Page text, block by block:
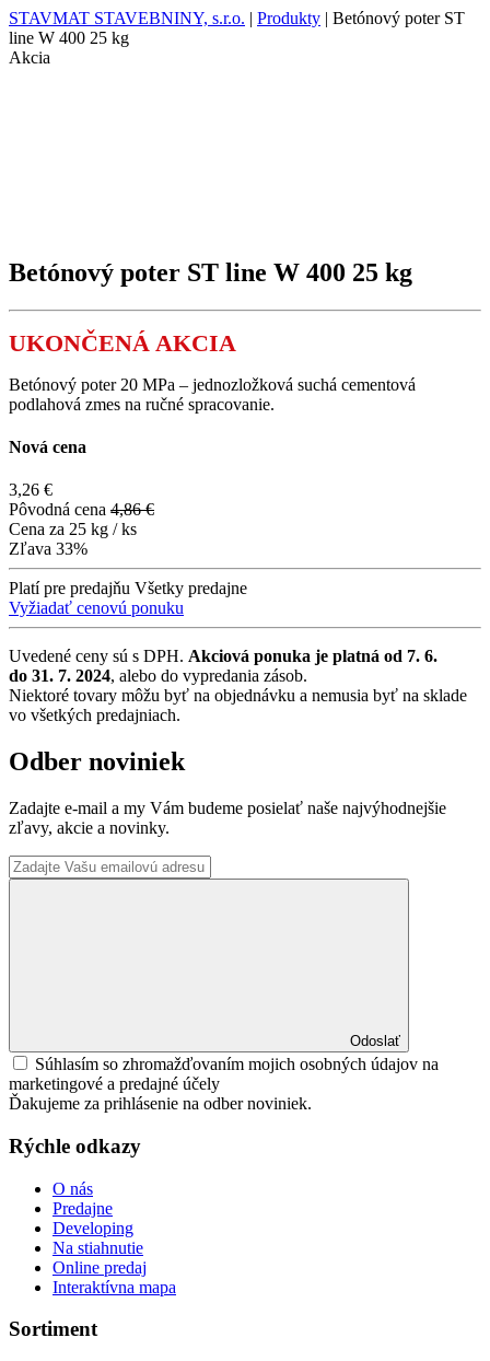
STAVMAT STAVEBNINY, s.r.o. | Produkty | Betónový poter ST
line W 400 25 kg
Akcia
Betónový poter ST line W 400 25 kg
UKONČENÁ AKCIA
Betónový poter 20 MPa – jednozložková suchá cementová
podlahová zmes na ručné spracovanie.
Nová cena
3,26 €
Pôvodná cena 4,86 €
Cena za 25 kg / ks
Zľava 33%
Platí pre predajňu Všetky predajne
Vyžiadať cenovú ponuku
Uvedené ceny sú s DPH. Akciová ponuka je platná od 7. 6.
do 31. 7. 2024, alebo do vypredania zásob.
Niektoré tovary môžu byť na objednávku a nemusia byť na sklade
vo všetkých predajniach.
Odber noviniek
Zadajte e-mail a my Vám budeme posielať naše najvýhodnejšie
zľavy, akcie a novinky.
Odoslať
Súhlasím so zhromažďovaním mojich osobných údajov na
marketingové a predajné účely
Ďakujeme za prihlásenie na odber noviniek.
Rýchle odkazy
O nás
Predajne
Developing
Na stiahnutie
Online predaj
Interaktívna mapa
Sortiment